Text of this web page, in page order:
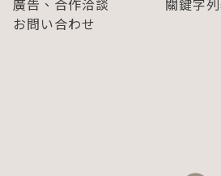
お問い合わせ